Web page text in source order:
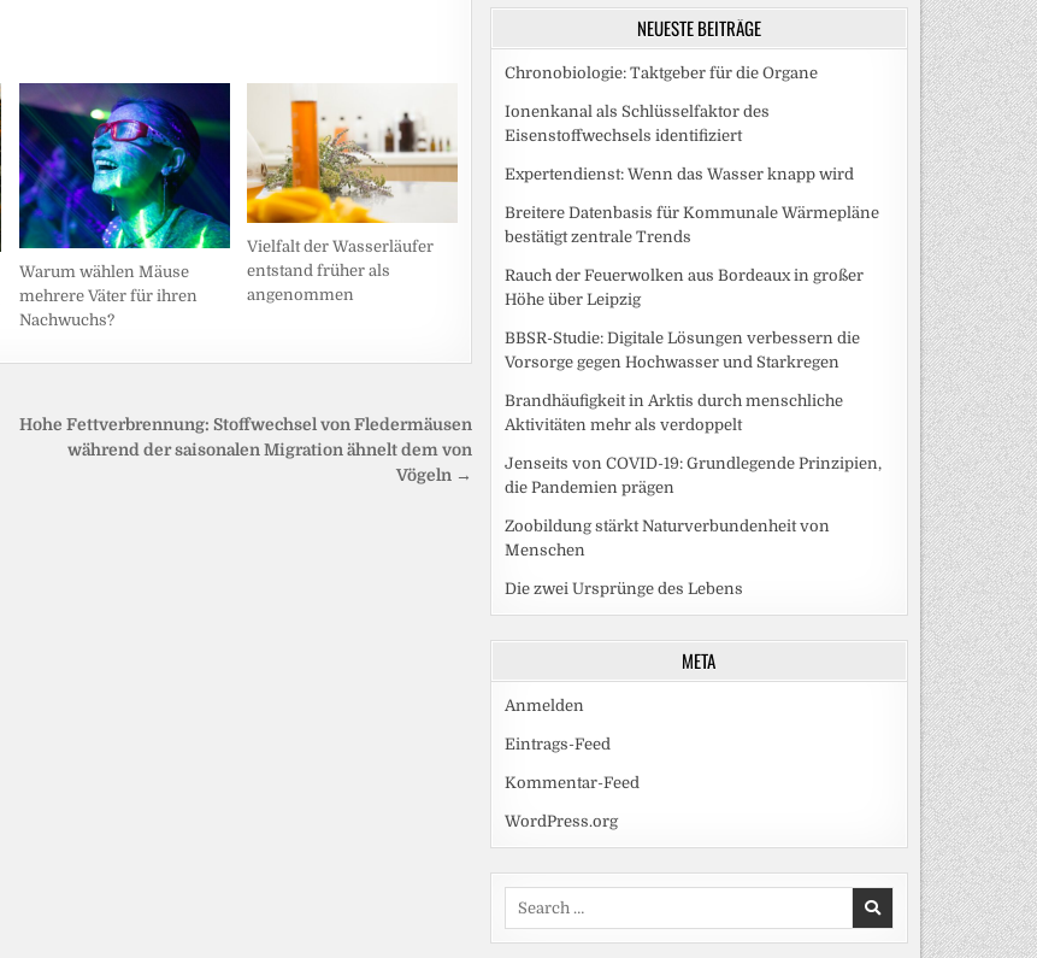
Warum wählen Mäuse
mehrere Väter für ihren
Nachwuchs?
Vielfalt der Wasserläufer
entstand früher als
angenommen
Hohe Fettverbrennung: Stoffwechsel von Fledermäusen
während der saisonalen Migration ähnelt dem von
Vögeln →
NEUESTE BEITRÄGE
Chronobiologie: Taktgeber für die Organe
Ionenkanal als Schlüsselfaktor des
Eisenstoffwechsels identifiziert
Expertendienst: Wenn das Wasser knapp wird
Breitere Datenbasis für Kommunale Wärmepläne
bestätigt zentrale Trends
Rauch der Feuerwolken aus Bordeaux in großer
Höhe über Leipzig
BBSR-Studie: Digitale Lösungen verbessern die
Vorsorge gegen Hochwasser und Starkregen
Brandhäufigkeit in Arktis durch menschliche
Aktivitäten mehr als verdoppelt
Jenseits von COVID-19: Grundlegende Prinzipien,
die Pandemien prägen
Zoobildung stärkt Naturverbundenheit von
Menschen
Die zwei Ursprünge des Lebens
META
Anmelden
Eintrags-Feed
Kommentar-Feed
WordPress.org